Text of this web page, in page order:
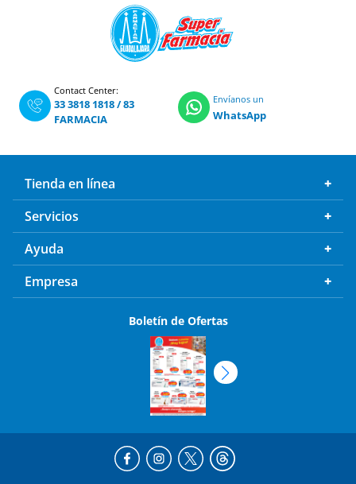
Contact Center:
33 3818 1818/83
FARMACIA
Envíanos un
WhatsApp
Tienda en línea
Servicios
Ayuda
Empresa
Boletín de Ofertas